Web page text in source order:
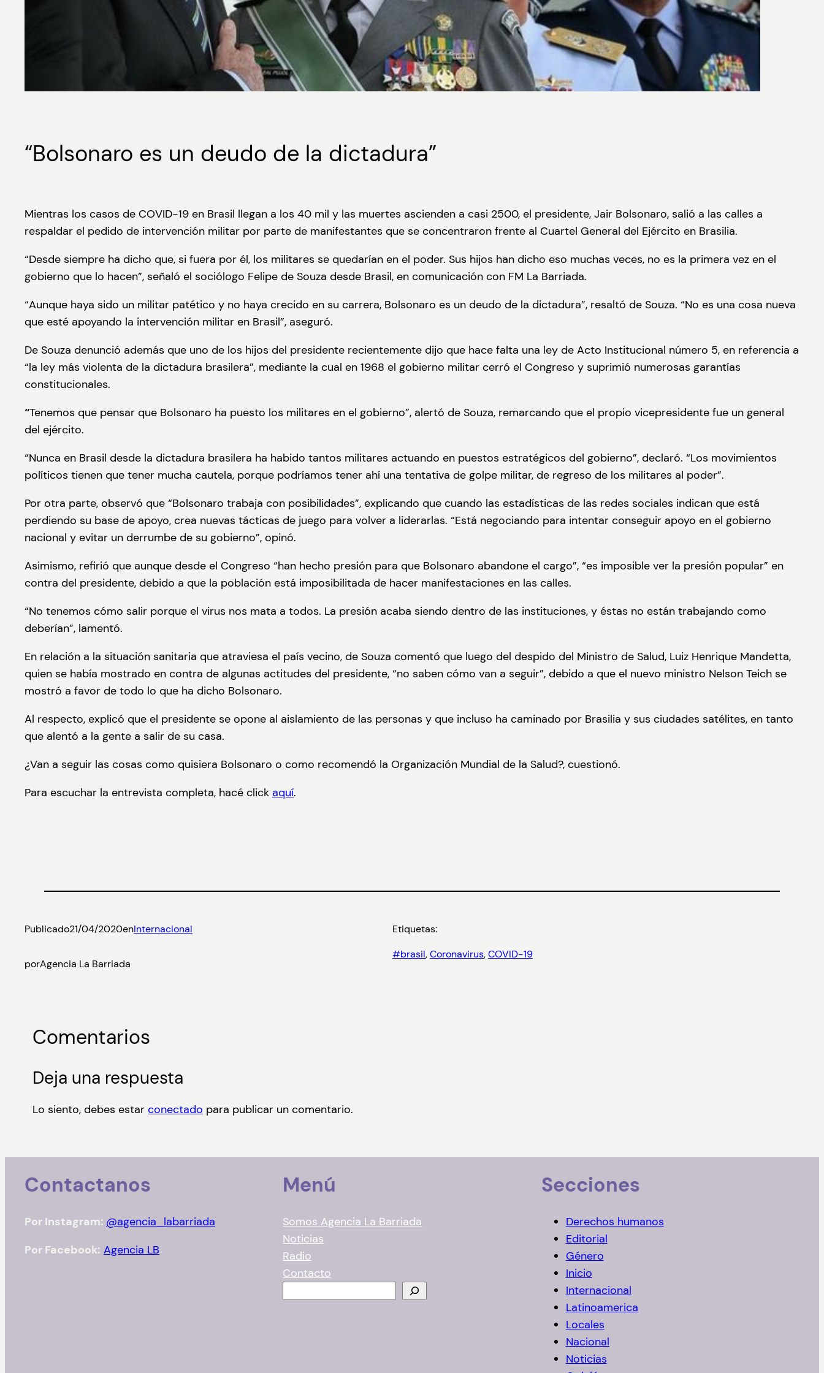
“Bolsonaro es un deudo de la dictadura”
Mientras los casos de COVID-19 en Brasil llegan a los 40 mil y las muertes ascienden a casi 2500, el presidente, Jair Bolsonaro, salió a las calles a
respaldar el pedido de intervención militar por parte de manifestantes que se concentraron frente al Cuartel General del Ejército en Brasilia.
“Desde siempre ha dicho que, si fuera por él, los militares se quedarían en el poder. Sus hijos han dicho eso muchas veces, no es la primera vez en el
gobierno que lo hacen”, señaló el sociólogo Felipe de Souza desde Brasil, en comunicación con FM La Barriada.
“Aunque haya sido un militar patético y no haya crecido en su carrera, Bolsonaro es un deudo de la dictadura”, resaltó de Souza. “No es una cosa nueva
que esté apoyando la intervención militar en Brasil”, aseguró.
De Souza denunció además que uno de los hijos del presidente recientemente dijo que hace falta una ley de Acto Institucional número 5, en referencia a
“la ley más violenta de la dictadura brasilera”, mediante la cual en 1968 el gobierno militar cerró el Congreso y suprimió numerosas garantías
constitucionales.
“Tenemos que pensar que Bolsonaro ha puesto los militares en el gobierno”, alertó de Souza, remarcando que el propio vicepresidente fue un general
del ejército.
“Nunca en Brasil desde la dictadura brasilera ha habido tantos militares actuando en puestos estratégicos del gobierno”, declaró. “Los movimientos
políticos tienen que tener mucha cautela, porque podríamos tener ahí una tentativa de golpe militar, de regreso de los militares al poder”.
Por otra parte, observó que “Bolsonaro trabaja con posibilidades”, explicando que cuando las estadísticas de las redes sociales indican que está
perdiendo su base de apoyo, crea nuevas tácticas de juego para volver a liderarlas. “Está negociando para intentar conseguir apoyo en el gobierno
nacional y evitar un derrumbe de su gobierno”, opinó.
Asimismo, refirió que aunque desde el Congreso “han hecho presión para que Bolsonaro abandone el cargo”, “es imposible ver la presión popular” en
contra del presidente, debido a que la población está imposibilitada de hacer manifestaciones en las calles.
“No tenemos cómo salir porque el virus nos mata a todos. La presión acaba siendo dentro de las instituciones, y éstas no están trabajando como
deberían”, lamentó.
En relación a la situación sanitaria que atraviesa el país vecino, de Souza comentó que luego del despido del Ministro de Salud, Luiz Henrique Mandetta,
quien se había mostrado en contra de algunas actitudes del presidente, “no saben cómo van a seguir”, debido a que el nuevo ministro Nelson Teich se
mostró a favor de todo lo que ha dicho Bolsonaro.
Al respecto, explicó que el presidente se opone al aislamiento de las personas y que incluso ha caminado por Brasilia y sus ciudades satélites, en tanto
que alentó a la gente a salir de su casa.
¿Van a seguir las cosas como quisiera Bolsonaro o como recomendó la Organización Mundial de la Salud?, cuestionó.
Para escuchar la entrevista completa, hacé click aquí.
Publicado21/04/2020enInternacional
porAgencia La Barriada
Etiquetas:
#brasil, Coronavirus, COVID-19
Comentarios
Deja una respuesta
Lo siento, debes estarconectado para publicar un comentario.
Contactanos
Por Instagram: @agencia_labarriada
Por Facebook: Agencia LB
Menú
Somos Agencia La Barriada
Noticias
Radio
Contacto
Secciones
Derechos humanos
Editorial
Género
Inicio
Internacional
Latinoamerica
Locales
Nacional
Noticias